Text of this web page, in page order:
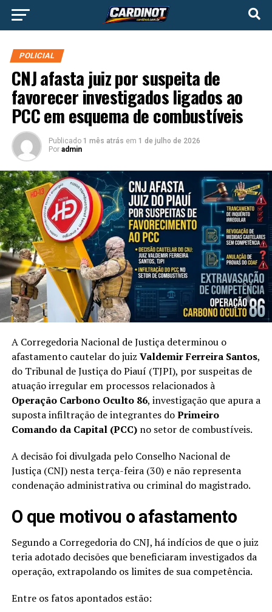
POLICIAL
CNJ afasta juiz por suspeita de
favorecer investigados ligados ao
PCC em esquema de combustíveis
Publicado 1 mês atrás em 1 de julho de 2026
Por admin
A Corregedoria Nacional de Justiça determinou o
afastamento cautelar do juiz Valdemir Ferreira Santos,
do Tribunal de Justiça do Piauí (TJPI), por suspeitas de
atuação irregular em processos relacionados à
Operação Carbono Oculto 86, investigação que apura a
suposta infiltração de integrantes doPrimeiro
Comando da Capital (PCC)no setor de combustíveis.
A decisão foi divulgada pelo Conselho Nacional de
Justiça (CNJ) nesta terça-feira (30) e não representa
condenação administrativa ou criminal do magistrado.
O que motivou o afastamento
Segundo a Corregedoria do CNJ, há indícios de que o juiz
teria adotado decisões que beneficiaram investigados da
operação, extrapolando os limites de sua competência.
Entre os fatos apontados estão: